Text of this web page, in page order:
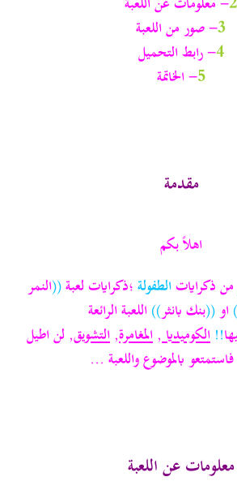
3- صور من اللعبة
4- رابط التحميل
5- الخاتمة
مقدمة
اهلاً بكم
ذكراياتالطفولة؛ذكرايات لعبة((النمر
او((بنك بانثر))اللعبة الرائعة
!! الكوميديا, المغامرة, التشويق, لن اطيل
بالموضوع واللعبة ...
معلومات عن اللعبة